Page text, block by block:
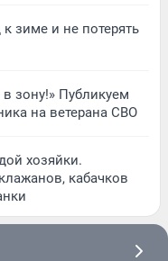
к зиме и не потерять
зону!» Публикуем
на ветерана СВО
хозяйки.
кабачков